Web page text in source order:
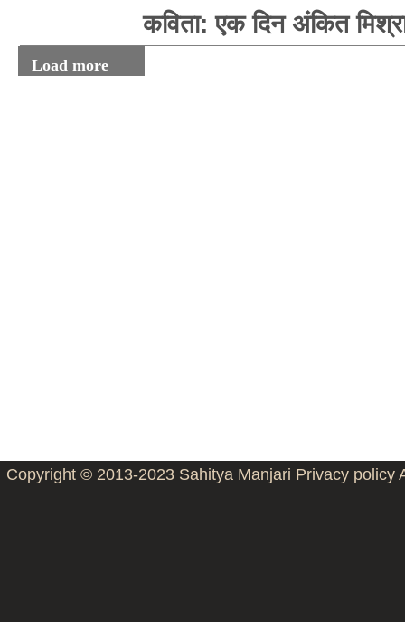
कविता: एक दिन अंकित
Load more
Copyright © 2013-2023 Sahitya Manjari Privacy policy